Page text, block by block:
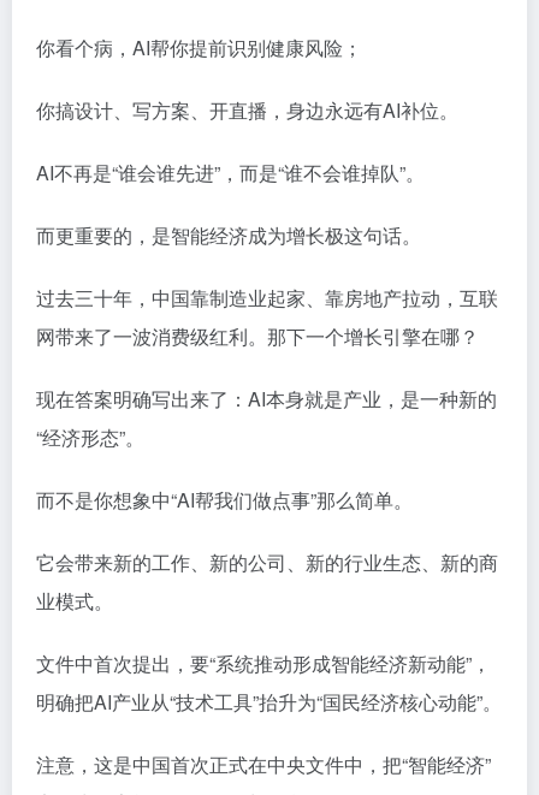
你看个病，AI帮你提前识别健康风险；
你搞设计、写方案、开直播，身边永远有AI补位。
AI不再是“谁会谁先进”，而是“谁不会谁掉队”。
而更重要的，是智能经济成为增长极这句话。
过去三十年，中国靠制造业起家、靠房地产拉动，互联
网带来了一波消费级红利。那下一个增长引擎在哪？
现在答案明确写出来了：AI本身就是产业，是一种新的
“经济形态”。
而不是你想象中“AI帮我们做点事”那么简单。
它会带来新的工作、新的公司、新的行业生态、新的商
业模式。
文件中首次提出，要“系统推动形成智能经济新动能”，
明确把AI产业从“技术工具”抬升为“国民经济核心动能”。
注意，这是中国首次正式在中央文件中，把“智能经济”